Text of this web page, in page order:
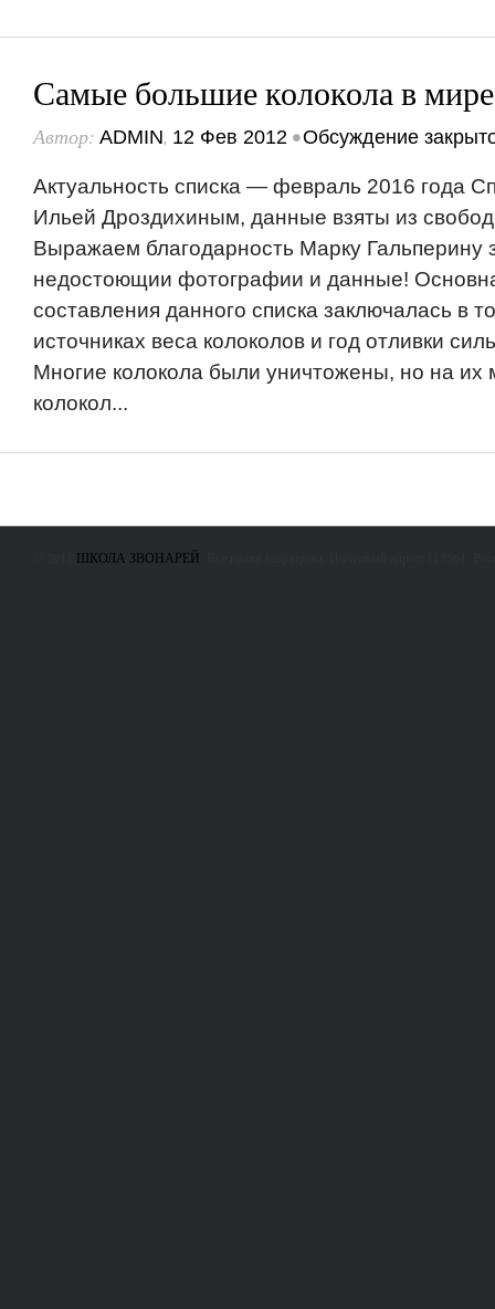
Самые большие колокола в мире
Автор: ADMIN, 12 Фев 2012 •Обсуждение
Актуальность списка — февраль 2016 года
Ильей Дроздихиным, данные взяты из
Выражаем благодарность Марку Гальперину
недостоющии фотографии и данные!
составления данного списка заключалась в
источниках веса колоколов и год отливки
Многие колокола были уничтожены, но на их
колокол...
ШКОЛА ЗВОНАРЕЙ